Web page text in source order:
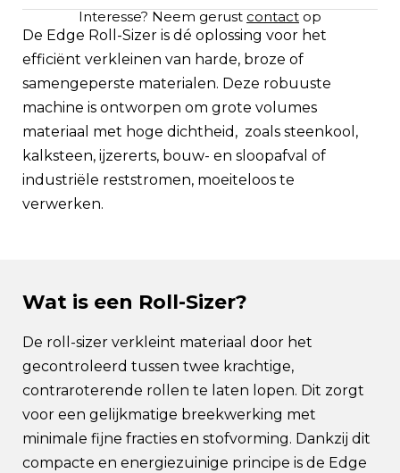
Interesse? Neem gerust contact op
De Edge Roll-Sizer is dé oplossing voor het
efficiënt verkleinen van harde, broze of
samengeperste materialen. Deze robuuste
machine is ontworpen om grote volumes
materiaal met hoge dichtheid, zoals steenkool,
kalksteen, ijzererts, bouw- en sloopafval of
industriële reststromen, moeiteloos te
verwerken.
Wat is een Roll-Sizer?
De roll-sizer verkleint materiaal door het
gecontroleerd tussen twee krachtige,
contraroterende rollen te laten lopen. Dit zorgt
voor een gelijkmatige breekwerking met
minimale fijne fracties en stofvorming. Dankzij dit
compacte en energiezuinige principe is de Edge